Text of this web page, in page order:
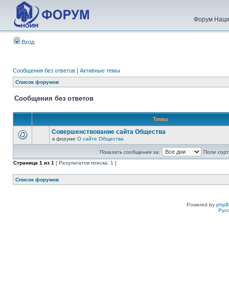
Форум
Вход
Сообщения без ответов | Активные темы
Список форумов
Сообщения без ответов
Темы
Совершенствование сайта Общества
в форуме О сайте Общества
Показать сообщения за:
Поле
Страница 1 из 1 [ Результатов поиска: 1 ]
Список форумов
Powered by